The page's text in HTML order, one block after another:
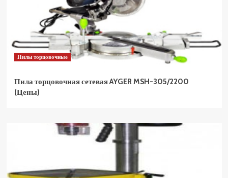
Пилы торцовочные
Пила торцовочная сетевая AYGER MSH-305/2200
(Цены)